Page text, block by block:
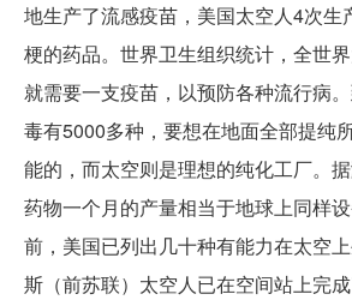
地生产了流感疫苗，美国太空人4次生
梗的药品。世界卫生组织统计，全世
就需要一支疫苗，以预防各种流行病
毒有5000多种，要想在地面全部提纯
能的，而太空则是理想的纯化工厂。
药物一个月的产量相当于地球上同样
前，美国已列出几十种有能力在太空
斯（前苏联）太空人已在空间站上完